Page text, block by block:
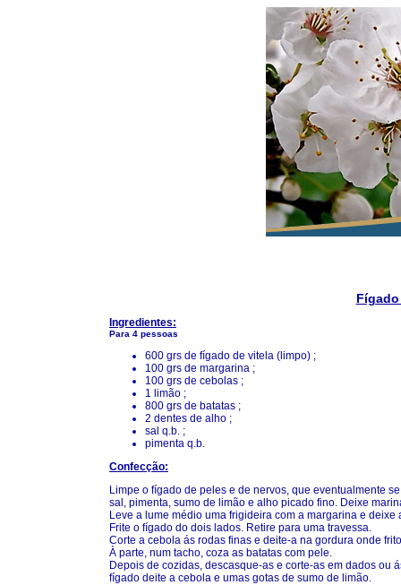
Ingredientes:
Para 4 pessoas
600 grs de fígado de vitela (limpo) ;
100 grs de margarina ;
100 grs de cebolas ;
1 limão ;
800 grs de batatas ;
2 dentes de alho ;
sal q.b. ;
pimenta q.b.
Confecção:
Limpe o fígado de peles e de nervos, que eventualmente
sal, pimenta, sumo de limão e alho picado fino. Deixe
Leve a lume médio uma frigideira com a margarina e deixe
Frite o fígado do dois lados. Retire para uma travessa.
Corte a cebola ás rodas finas e deite-a na gordura onde
À parte, num tacho, coza as batatas com pele.
Depois de cozidas, descasque-as e corte-as em dados ou
fígado deite a cebola e umas gotas de sumo de limão.